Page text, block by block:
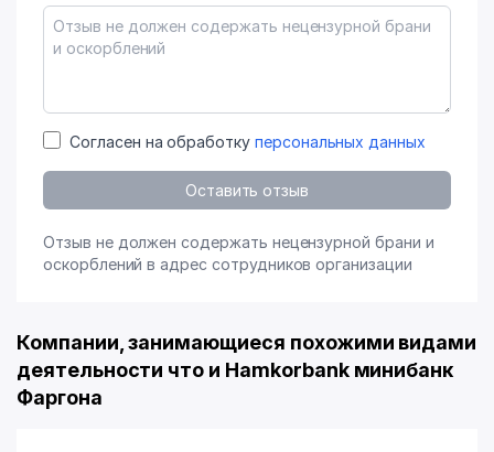
Согласен на обработку персональных данных
Оставить отзыв
Отзыв не должен содержать нецензурной брани и
оскорблений в адрес сотрудников организации
Компании, занимающиеся похожими видами
деятельности что и Hamkorbank минибанк
Фаргона